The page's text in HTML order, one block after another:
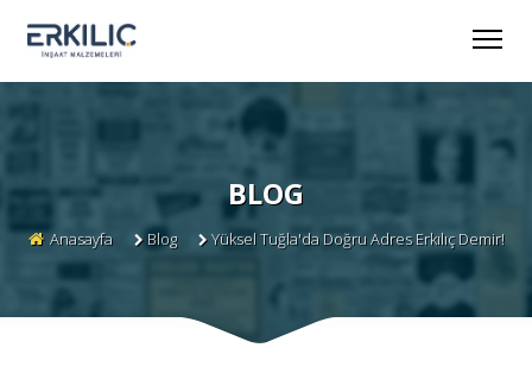
BLOG
Anasayfa Blog Yüksel Tuğla'da Doğru Adres Erkılıç Demir!